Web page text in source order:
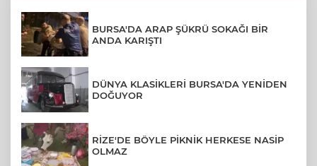
BURSA'DA ARAP ŞÜKRÜ SOKAĞI BİR
ANDA KARIŞTI
DÜNYA KLASİKLERİ BURSA'DA YENİDEN
DOĞUYOR
RİZE'DE BÖYLE PİKNİK HERKESE NASİP
OLMAZ